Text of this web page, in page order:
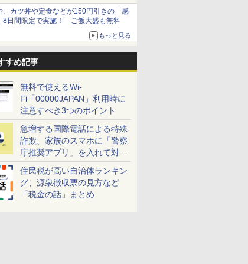
、カツ丼や定食などが150円引きの「感
8日間限定で実施！ ご飯大盛も無料
もっと見る
すめ記事
無料で使えるWi-
Fi「00000JAPAN」利用時に
注意すべき3つのポイント
急増する国際電話による特殊
詐欺、家族のスマホに「警察
庁推奨アプリ」を入れて対策
しよう！
住民税が高い自治体ランキン
グ、源泉徴収票の見方など
「税金の話」まとめ